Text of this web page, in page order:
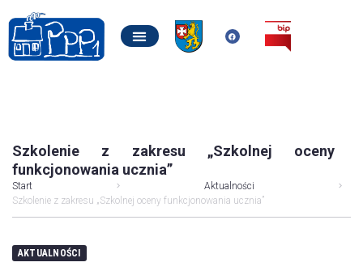
Szkolenie z zakresu „Szkolnej oceny
funkcjonowania ucznia”
Start
Aktualności
Szkolenie z zakresu „Szkolnej oceny funkcjonowania ucznia”
AKTUALNOŚCI